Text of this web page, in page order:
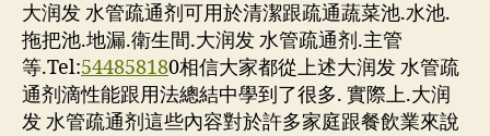
大润发 水管疏通剂可用於清潔跟疏通蔬菜池.水池.
拖把池.地漏.衛生間.大润发 水管疏通剂.主管
等.Tel:544858180相信大家都從上述大润发 水管疏
通剂滴性能跟用法總結中學到了很多. 實際上.大润
发 水管疏通剂這些內容對於許多家庭跟餐飲業來說